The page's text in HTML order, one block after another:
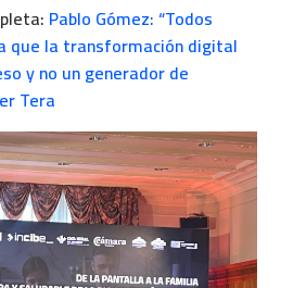
Pablo Gómez: “Todos
que la transformación digital
y no un generador de
Tera